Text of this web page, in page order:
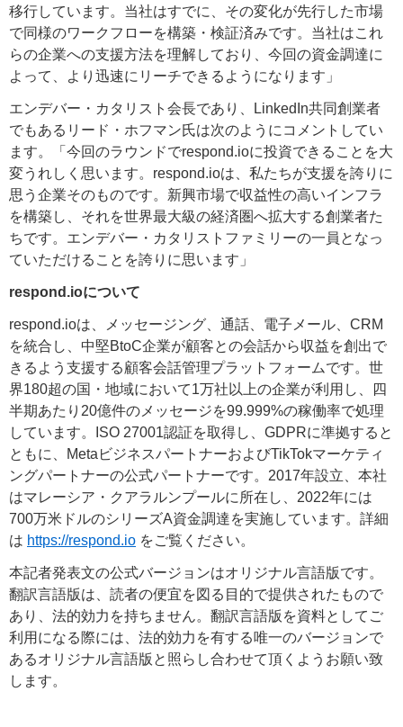
移行しています。当社はすでに、その変化が先行した市場
で同様のワークフローを構築・検証済みです。当社はこれ
らの企業への支援方法を理解しており、今回の資金調達に
よって、より迅速にリーチできるようになります」
エンデバー・カタリスト会長であり、LinkedIn共同創業者
でもあるリード・ホフマン氏は次のようにコメントしてい
ます。「 今回のラウンドでrespond.ioに投資できることを大
変うれしく思います。respond.ioは、私たちが支援を誇りに
思う企業そのものです。新興市場で収益性の高いインフラ
を構築し、それを世界最大級の経済圏へ拡大する創業者た
ちです。エンデバー・カタリストファミリーの一員となっ
ていただけることを誇りに思います」
respond.ioについて
respond.ioは、メッセージング、通話、電子メール、CRM
を統合し、中堅BtoC企業が顧客との会話から収益を創出で
きるよう支援する顧客会話管理プラットフォームです。世
界180超の国・地域において1万社以上の企業が利用し、四
半期あたり20億件のメッセージを99.999%の稼働率で処理
しています。ISO 27001認証を取得し、GDPRに準拠すると
ともに、MetaビジネスパートナーおよびTikTokマーケティ
ングパートナーの公式パートナーです。2017年設立、本社
はマレーシア・クアラルンプールに所在し、2022年には
700万米ドルのシリーズA資金調達を実施しています。詳細
は https://respond.io をご覧ください。
本記者発表文の公式バージョンはオリジナル言語版です。
翻訳言語版は、読者の便宜を図る目的で提供されたもので
あり、法的効力を持ちません。翻訳言語版を資料としてご
利用になる際には、法的効力を有する唯一のバージョンで
あるオリジナル言語版と照らし合わせて頂くようお願い致
します。